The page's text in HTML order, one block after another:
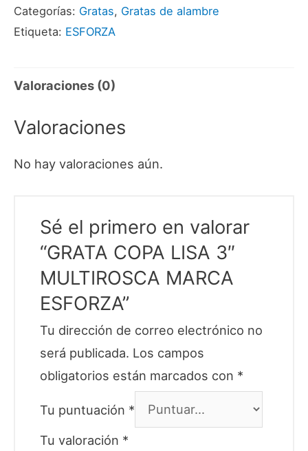
MARCA
ESFORZA
Categorías: Gratas, Gratas de alambre
Etiqueta: ESFORZA
Valoraciones (0)
Valoraciones
No hay valoraciones aún.
Sé el primero en valorar
“GRATA COPA LISA 3″
MULTIROSCA MARCA
ESFORZA”
Tu dirección de correo electrónico no
será publicada. Los campos
obligatorios están marcados con *
Tu puntuación *
Tu valoración *